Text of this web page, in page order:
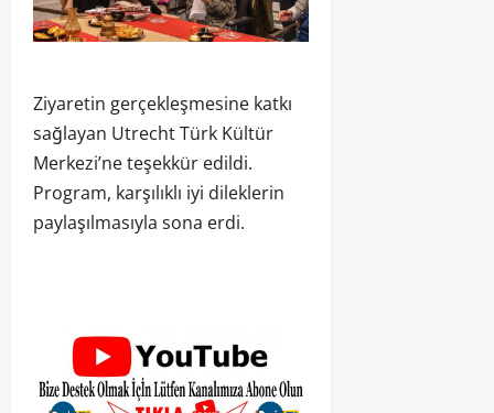
Ziyaretin gerçekleşmesine katkı
sağlayan Utrecht Türk Kültür
Merkezi’ne teşekkür edildi.
Program, karşılıklı iyi dileklerin
paylaşılmasıyla sona erdi.